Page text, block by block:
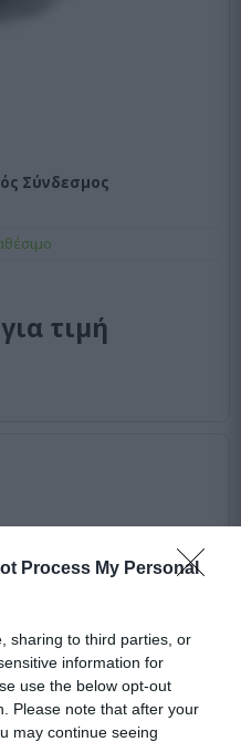
Process My Personal
sharing to third parties, or
information for
use the below opt-out
Please note that after your
may continue seeing
Σύνδεσμος
τιμή